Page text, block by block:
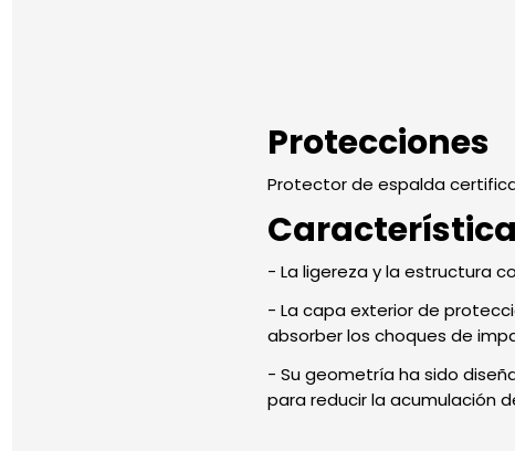
Protecciones
Protector de espalda
- La ligereza y la estructura
- La capa exterior de
absorber los choques de
- Su geometría ha sido
para reducir la acumulación